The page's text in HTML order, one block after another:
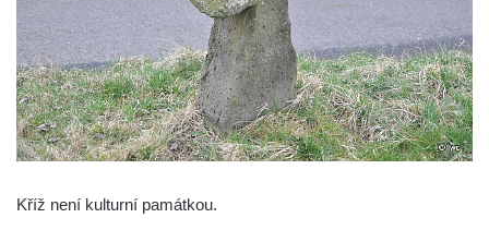
Kamenný kříž (0059) jižně od Tomášova u
Mikulášovic
Kamenný kříž (0310) u kostela Povýšení
svatého kříže v Údlicích
Kamenný kříž (0216) na rozcestí
severozápadně od Černýše
Kamenný kříž (0742) v parku v Mostecké
Kříž není kulturní památkou.